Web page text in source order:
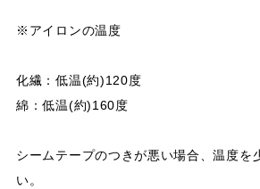
※アイロンの温度
化繊：低温(約)120度
綿：低温(約)160度
シームテープのつきが悪い場合、温度を
い。